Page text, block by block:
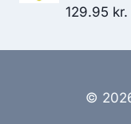
129.95 kr.
©